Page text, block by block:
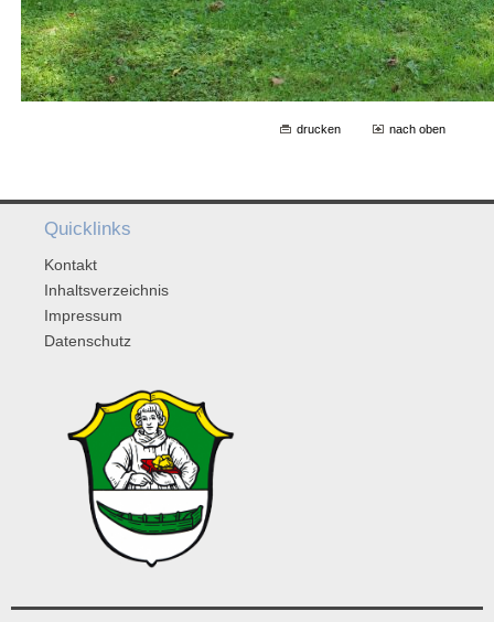
drucken nach oben
Quicklinks
Kontakt
Inhaltsverzeichnis
Impressum
Datenschutz